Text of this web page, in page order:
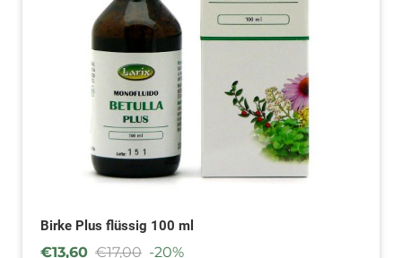
Birke Plus flüssig 100 ml
€13,60 €17,00 -20%